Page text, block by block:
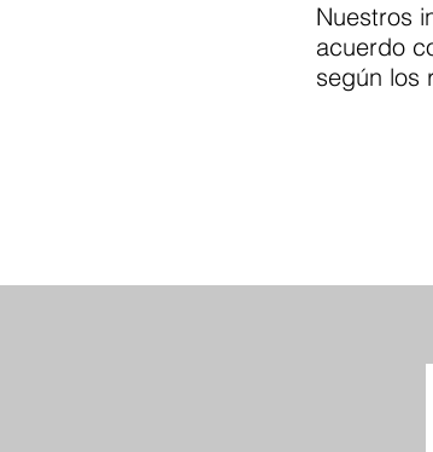
Nuestros
acuerdo
según los